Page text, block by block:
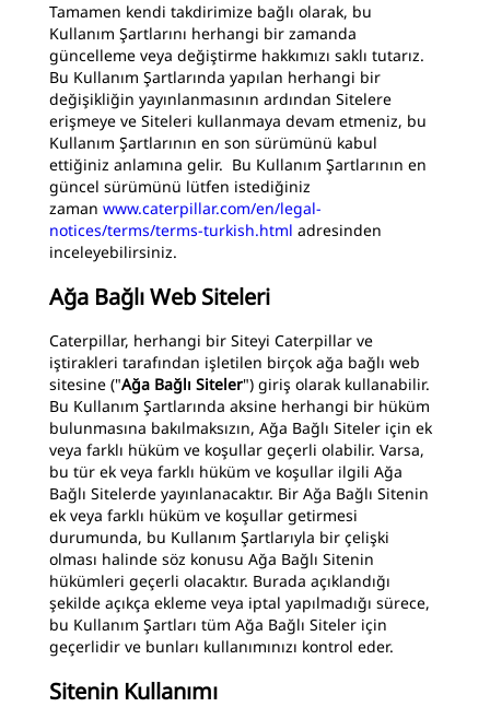
Tamamen kendi takdirimize bağlı olarak, bu
Kullanım Şartlarını herhangi bir zamanda
güncelleme veya değiştirme hakkımızı saklı tutarız.
Bu Kullanım Şartlarında yapılan herhangi bir
değişikliğin yayınlanmasının ardından Sitelere
erişmeye ve Siteleri kullanmaya devam etmeniz, bu
Kullanım Şartlarının en son sürümünü kabul
ettiğiniz anlamına gelir. Bu Kullanım Şartlarının en
güncel sürümünü lütfen istediğiniz
zaman www.caterpillar.com/en/legal-
notices/terms/terms-turkish.html adresinden
inceleyebilirsiniz.
Ağa Bağlı Web Siteleri
Caterpillar, herhangi bir Siteyi Caterpillar ve
iştirakleri tarafından işletilen birçok ağa bağlı web
sitesine ("Ağa Bağlı Siteler") giriş olarak kullanabilir.
Bu Kullanım Şartlarında aksine herhangi bir hüküm
bulunmasına bakılmaksızın, Ağa Bağlı Siteler için ek
veya farklı hüküm ve koşullar geçerli olabilir. Varsa,
bu tür ek veya farklı hüküm ve koşullar ilgili Ağa
Bağlı Sitelerde yayınlanacaktır. Bir Ağa Bağlı Sitenin
ek veya farklı hüküm ve koşullar getirmesi
durumunda, bu Kullanım Şartlarıyla bir çelişki
olması halinde söz konusu Ağa Bağlı Sitenin
hükümleri geçerli olacaktır. Burada açıklandığı
şekilde açıkça ekleme veya iptal yapılmadığı sürece,
bu Kullanım Şartları tüm Ağa Bağlı Siteler için
geçerlidir ve bunları kullanımınızı kontrol eder.
Sitenin Kullanımı